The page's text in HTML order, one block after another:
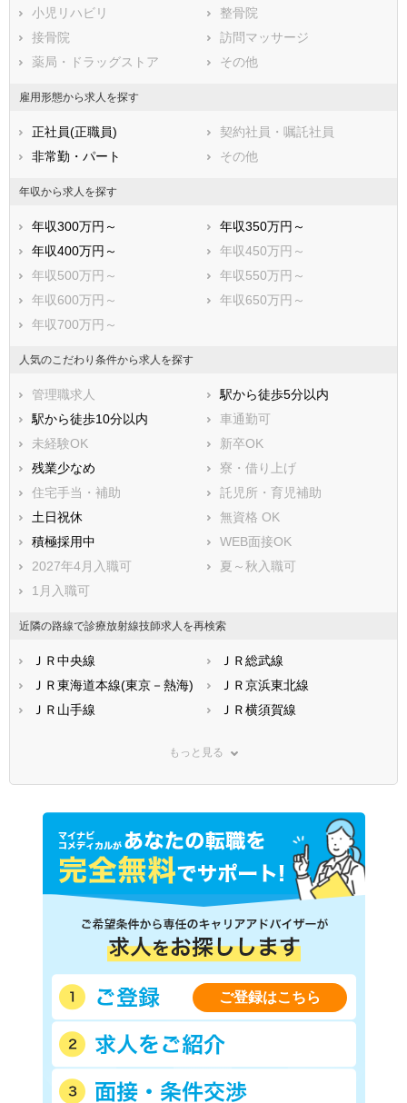
鳥取県
広島県
徳島県
香川県
愛媛県
鹿児島県
小児リハビリ
整骨院
接骨院
訪問マッサージ
薬局・ドラッグストア
その他
雇用形態から求人を探す
正社員(正職員)
契約社員・嘱託社員
非常勤・パート
その他
年収から求人を探す
年収300万円～
年収350万円～
年収400万円～
年収450万円～
年収500万円～
年収550万円～
年収600万円～
年収650万円～
年収700万円～
人気のこだわり条件から求人を探す
管理職求人
駅から徒歩5分以内
駅から徒歩10分以内
車通勤可
未経験OK
新卒OK
残業少なめ
寮・借り上げ
住宅手当・補助
託児所・育児補助
土日祝休
無資格 OK
積極採用中
WEB面接OK
2027年4月入職可
夏～秋入職可
1月入職可
近隣の路線で診療放射線技師求人を再検索
ＪＲ中央線
ＪＲ総武線
ＪＲ東海道本線(東京－熱海)
ＪＲ京浜東北線
ＪＲ山手線
ＪＲ横須賀線
ＪＲ青梅線
ＪＲ五日市線
ＪＲ八高線
ＪＲ埼京線
ＪＲ高崎線
ＪＲ京葉線(東京－蘇我)
ＪＲ中央本線(東京－松本)
ＪＲ湘南新宿ライン線(赤羽
－武蔵小杉)
西武新宿線
西武池袋線
西武有楽町線
西武国分寺線
西武多摩湖線
西武多摩川線
西武拝島線
西武西武園線
西武山口線
京王線
京王相模原線
京王井の頭線
京王高尾線
京王競馬場線
京王動物園線
小田急小田原線
もっと見る
ご登録はこちら